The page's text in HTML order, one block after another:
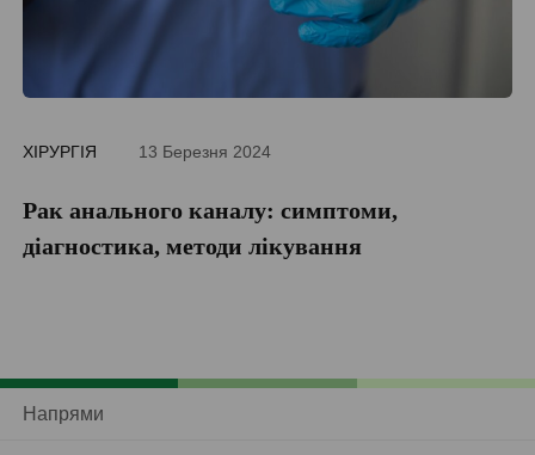
ХІРУРГІЯ 13 Березня 2024
Рак анального каналу: симптоми,
діагностика, методи лікування
Напрями